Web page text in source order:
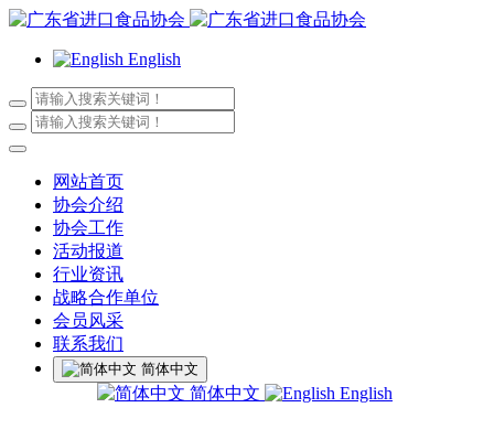
English
网站首页
协会介绍
协会工作
活动报道
行业资讯
战略合作单位
会员风采
联系我们
简体中文
简体中文 English